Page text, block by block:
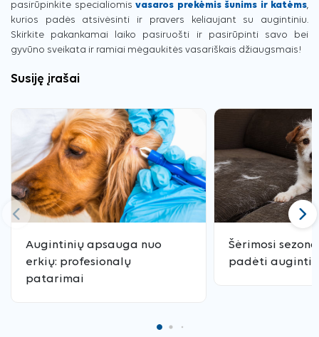
pasirūpinkite specialiomis vasaros prekėmis šunims ir katėms,
kurios padės atsivėsinti ir pravers keliaujant su augintiniu.
Skirkite pakankamai laiko pasiruošti ir pasirūpinti savo bei
gyvūno sveikata ir ramiai mėgaukitės vasariškais džiaugsmais!
Susiję įrašai
Augintinių apsauga nuo
erkių: profesionalų
patarimai
Šėrimosi
padėti
Ankstesnis